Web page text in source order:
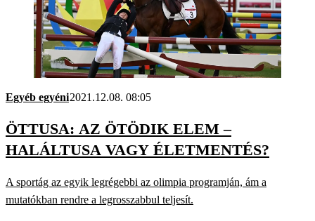
Egyéb egyéni2021.12.08. 08:05
ÖTTUSA: AZ ÖTÖDIK ELEM –
HALÁLTUSA VAGY ÉLETMENTÉS?
A sportág az egyik legrégebbi az olimpia programján, ám a
mutatókban rendre a legrosszabbul teljesít.